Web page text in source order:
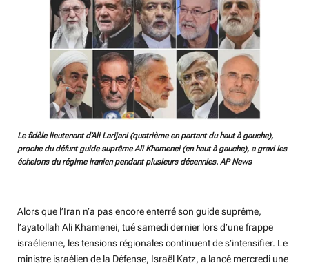
Le fidèle lieutenant d’Ali Larijani (quatrième en partant du haut à gauche),
proche du défunt guide suprême Ali Khamenei (en haut à gauche), a gravi les
échelons du régime iranien pendant plusieurs décennies. AP News
Alors que l’Iran n’a pas encore enterré son guide suprême,
l’ayatollah Ali Khamenei, tué samedi dernier lors d’une frappe
israélienne, les tensions régionales continuent de s’intensifier. Le
ministre israélien de la Défense, Israël Katz, a lancé mercredi une